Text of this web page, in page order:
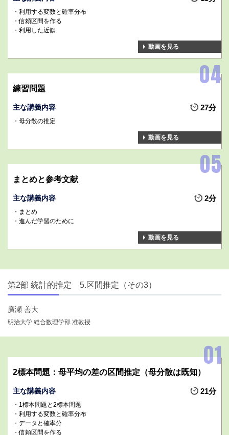
利用する変数と確率分布
信頼区間を作る
利用した近似
動画を見る
練習問題
主な講義内容 27分
母分散の推定
動画を見る
まとめと参考文献
主な講義内容 2分
まとめ
進んだ学習のために
動画を見る
第2部 統計的推定 5.区間推定（その3）
廣瀬 善大
明治大学 総合数理学部 准教授
2標本問題：母平均の差の区間推定（母分散は既知）
主な講義内容 21分
1標本問題と2標本問題
利用する変数と確率分布
データと確率分
信頼区間を作る